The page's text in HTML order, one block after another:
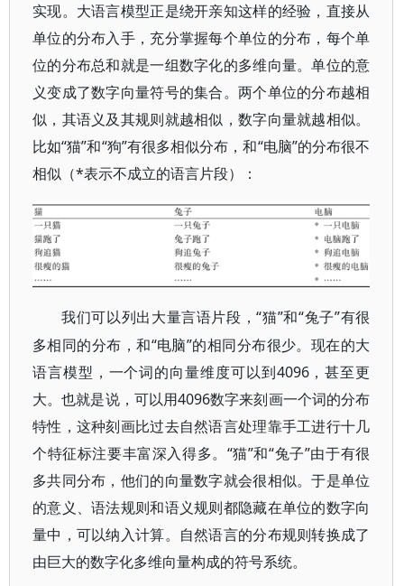
实现。大语言模型正是绕开亲知这样的经验，直接从
单位的分布入手，充分掌握每个单位的分布，每个单
位的分布总和就是一组数字化的多维向量。单位的意
义变成了数字向量符号的集合。两个单位的分布越相
似，其语义及其规则就越相似，数字向量就越相似。
比如“猫”和“狗”有很多相似分布，和“电脑”的分布很不
相似（*表示不成立的语言片段）：
我们可以列出大量言语片段，“猫”和“兔子”有很
多相同的分布，和“电脑”的相同分布很少。现在的大
语言模型，一个词的向量维度可以到4096，甚至更
大。也就是说，可以用4096数字来刻画一个词的分布
特性，这种刻画比过去自然语言处理靠手工进行十几
个特征标注要丰富深入得多。“猫”和“兔子”由于有很
多共同分布，他们的向量数字就会很相似。于是单位
的意义、语法规则和语义规则都隐藏在单位的数字向
量中，可以纳入计算。自然语言的分布规则转换成了
由巨大的数字化多维向量构成的符号系统。